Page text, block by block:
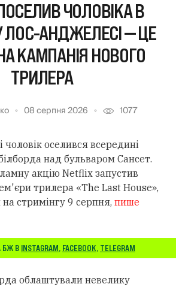
ЧОЛОВІКА В
ЛОС-АНДЖЕЛЕСІ — ЦЕ
КАМПАНІЯ НОВОГО
ТРИЛЕРА
08 серпня 2026 1077
оселився всередині
над бульваром Сансет.
акцію Netflix запустив
трилера «The Last House»,
на стримінгу 9 серпня, пише
БЖ В INSTAGRAM, FACEBOOK, TELEGRAM
облаштували невелику